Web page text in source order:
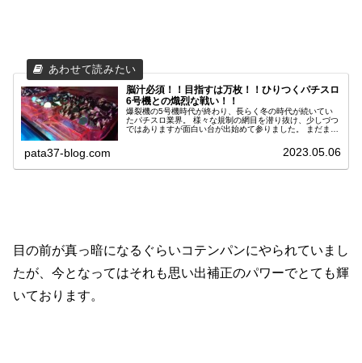
脳汁必須！！目指すは万枚！！ひりつくパチスロ
6号機との熾烈な戦い！！
爆裂機の5号機時代が終わり、長らく冬の時代が続いてい
たパチスロ業界。 様々な規制の網目を潜り抜け、少しづつ
ではありますが面白い台が出始めて参りました。 まだまだ
る6号機の到来は嬉しくもあり、剛腕を奮う絶好の腕試し
pata37-blog.com 2023.05.06
目の前が真っ暗になるぐらいコテンパンにやられていまし
たが、今となってはそれも思い出補正のパワーでとても輝
いております。